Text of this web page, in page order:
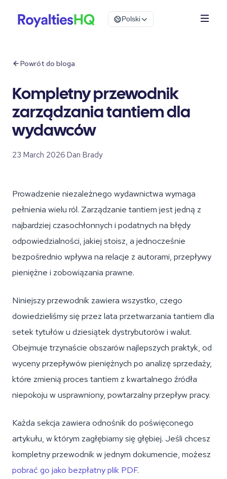
Polski
Powrót do bloga
Kompletny przewodnik
zarządzania tantiem dla
wydawców
23 March 2026·Dan Brady
Prowadzenie niezależnego wydawnictwa wymaga
pełnienia wielu ról. Zarządzanie tantiem jest jedną z
najbardziej czasochłonnych i podatnych na błędy
odpowiedzialności, jakiej stoisz, a jednocześnie
bezpośrednio wpływa na relacje z autorami, przepływy
pieniężne i zobowiązania prawne.
Niniejszy przewodnik zawiera wszystko, czego
dowiedzieliśmy się przez lata przetwarzania tantiem dla
setek tytułów u dziesiątek dystrybutorów i walut.
Obejmuje trzynaście obszarów najlepszych praktyk, od
wyceny przepływów pieniężnych po analizę sprzedaży,
które zmienią proces tantiem z kwartalnego źródła
niepokoju w usprawniony, powtarzalny przepływ pracy.
Każda sekcja zawiera odnośnik do poświęconego
artykułu, w którym zagłębiamy się głębiej. Jeśli chcesz
kompletny przewodnik w jednym dokumencie, możesz
pobrać go jako bezpłatny plik PDF.